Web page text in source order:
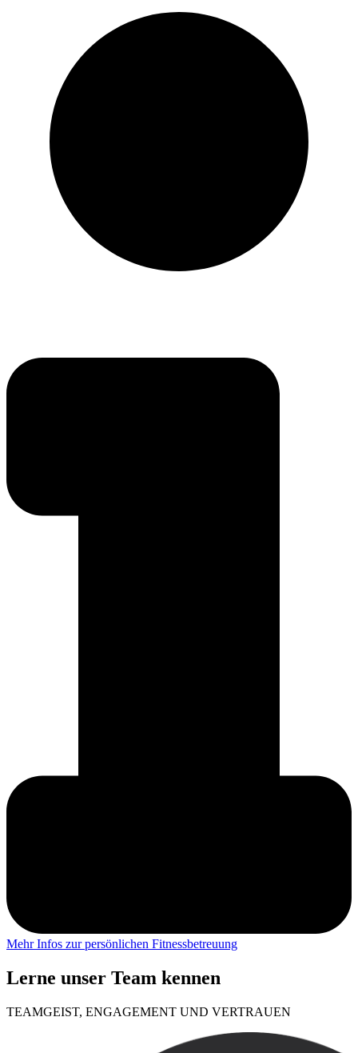
Mehr Infos zur persönlichen Fitnessbetreuung
Lerne unser Team kennen
TEAMGEIST, ENGAGEMENT UND VERTRAUEN